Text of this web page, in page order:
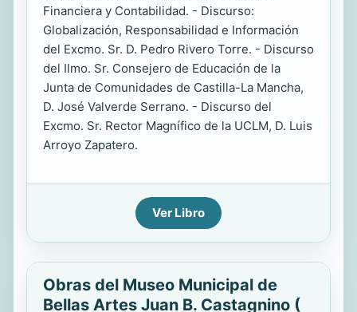
Financiera y Contabilidad. - Discurso:
Globalización, Responsabilidad e Información
del Excmo. Sr. D. Pedro Rivero Torre. - Discurso
del Ilmo. Sr. Consejero de Educación de la
Junta de Comunidades de Castilla-La Mancha,
D. José Valverde Serrano. - Discurso del
Excmo. Sr. Rector Magnífico de la UCLM, D. Luis
Arroyo Zapatero.
Ver Libro
Obras del Museo Municipal de
Bellas Artes Juan B. Castagnino (